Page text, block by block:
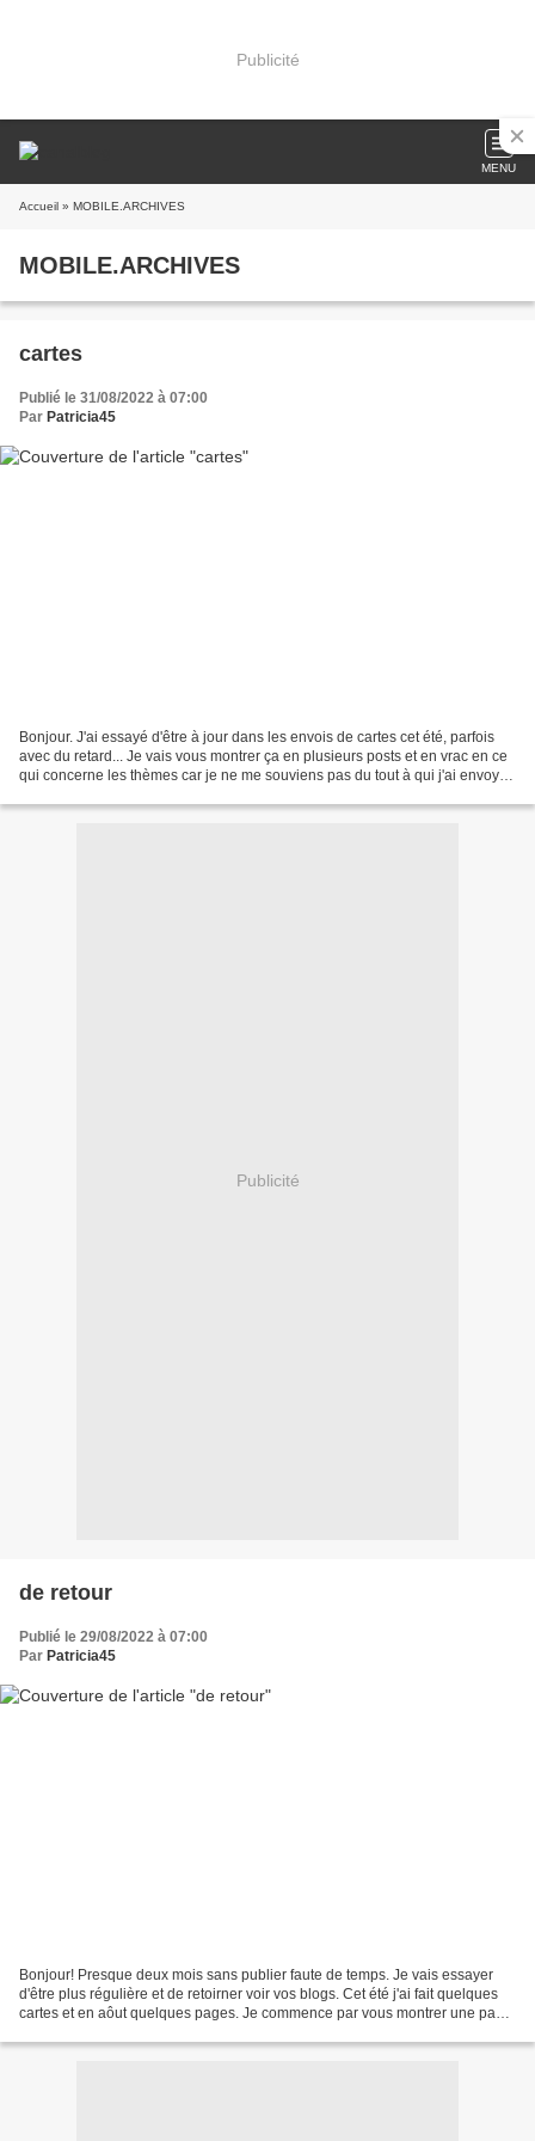
Publicité
MENU
Accueil » MOBILE.ARCHIVES
MOBILE.ARCHIVES
cartes
Publié le 31/08/2022 à 07:00
Par Patricia45
Bonjour. J'ai essayé d'être à jour dans les envois de cartes cet été, parfois
avec du retard... Je vais vous montrer ça en plusieurs posts et en vrac en ce
qui concerne les thèmes car je ne me souviens pas du tout à qui j'ai envoyé
Publicité
de retour
Publié le 29/08/2022 à 07:00
Par Patricia45
Bonjour! Presque deux mois sans publier faute de temps. Je vais essayer
d'être plus régulière et de retoirner voir vos blogs. Cet été j'ai fait quelques
cartes et en aôut quelques pages. Je commence par vous montrer une page